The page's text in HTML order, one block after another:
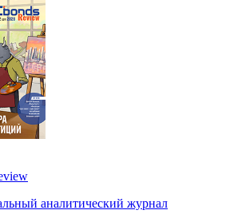
аналитический журнал